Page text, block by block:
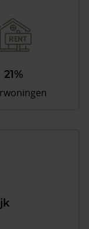
21%